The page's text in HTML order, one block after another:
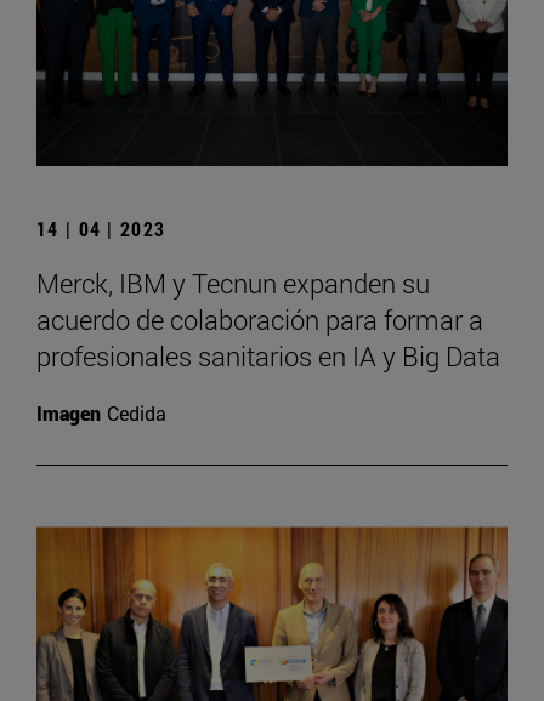
14 | 04 | 2023
Merck, IBM y Tecnun expanden su
acuerdo de colaboración para formar a
profesionales sanitarios en IA y Big Data
Imagen Cedida